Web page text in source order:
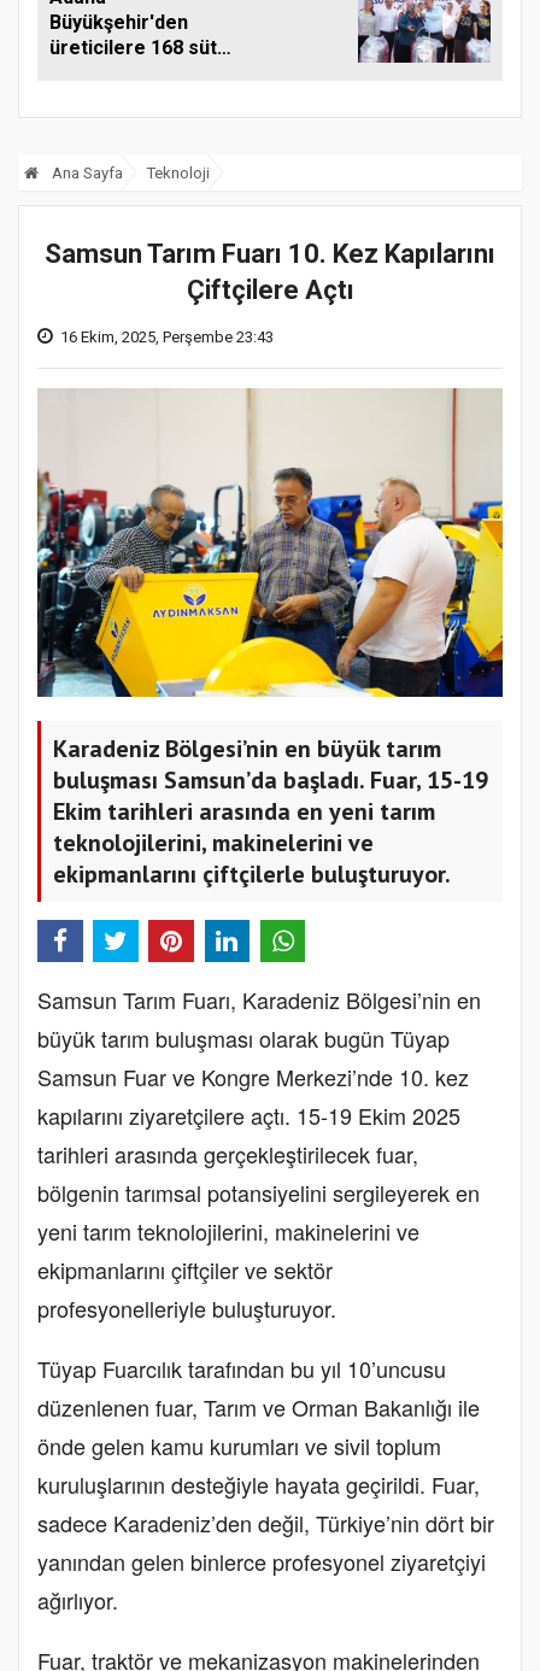
Büyükşehir'den
üreticilere 168 süt
Ana Sayfa Teknoloji
Samsun Tarım Fuarı 10. Kez Kapılarını
Çiftçilere Açtı
16 Ekim, 2025, Perşembe 23:43
Karadeniz Bölgesi’nin en büyük tarım
buluşması Samsun’da başladı. Fuar, 15-19
Ekim tarihleri arasında en yeni tarım
teknolojilerini, makinelerini ve
ekipmanlarını çiftçilerle buluşturuyor.
Samsun Tarım Fuarı, Karadeniz Bölgesi’nin en
büyük tarım buluşması olarak bugün Tüyap
Samsun Fuar ve Kongre Merkezi’nde 10. kez
kapılarını ziyaretçilere açtı. 15-19 Ekim 2025
tarihleri arasında gerçekleştirilecek fuar,
bölgenin tarımsal potansiyelini sergileyerek en
yeni tarım teknolojilerini, makinelerini ve
ekipmanlarını çiftçiler ve sektör
profesyonelleriyle buluşturuyor.
Tüyap Fuarcılık tarafından bu yıl 10’uncusu
düzenlenen fuar, Tarım ve Orman Bakanlığı ile
önde gelen kamu kurumları ve sivil toplum
kuruluşlarının desteğiyle hayata geçirildi. Fuar,
sadece Karadeniz’den değil, Türkiye’nin dört bir
yanından gelen binlerce profesyonel ziyaretçiyi
ağırlıyor.
Fuar, traktör ve mekanizasyon makinelerinden